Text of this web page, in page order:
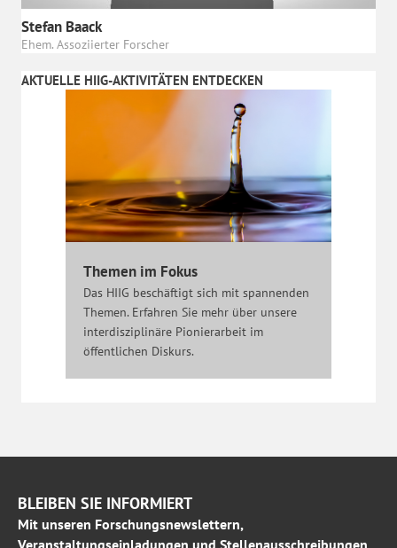
Stefan Baack
Ehem. Assoziierter Forscher
AKTUELLE HIIG-AKTIVITÄTEN ENTDECKEN
Themen im Fokus
Das HIIG beschäftigt sich mit spannenden
Themen. Erfahren Sie mehr über unsere
interdisziplinäre Pionierarbeit im
öffentlichen Diskurs.
BLEIBEN SIE INFORMIERT
Mit unseren Forschungsnewslettern,
Veranstaltungseinladungen und Stellenausschreibungen